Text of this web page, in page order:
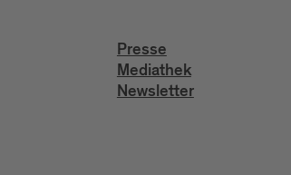
Presse
Mediathek
Newsletter